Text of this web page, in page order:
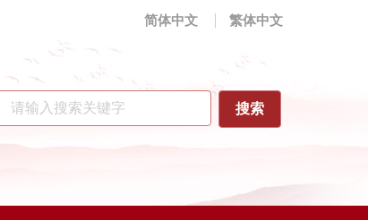
简体中文 繁体中文